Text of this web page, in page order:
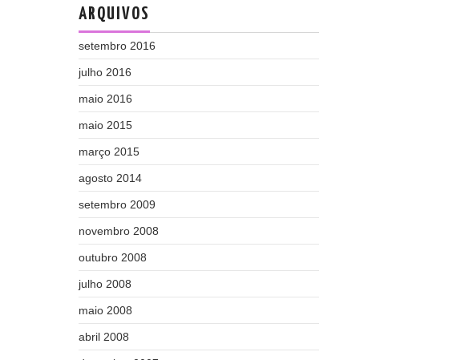
ARQUIVOS
setembro 2016
julho 2016
maio 2016
maio 2015
março 2015
agosto 2014
setembro 2009
novembro 2008
outubro 2008
julho 2008
maio 2008
abril 2008